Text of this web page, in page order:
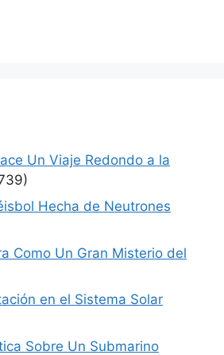
Un Viaje Redondo a la
Hecha de Neutrones
Como Un Gran Misterio del
en el Sistema Solar
Sobre Un Submarino